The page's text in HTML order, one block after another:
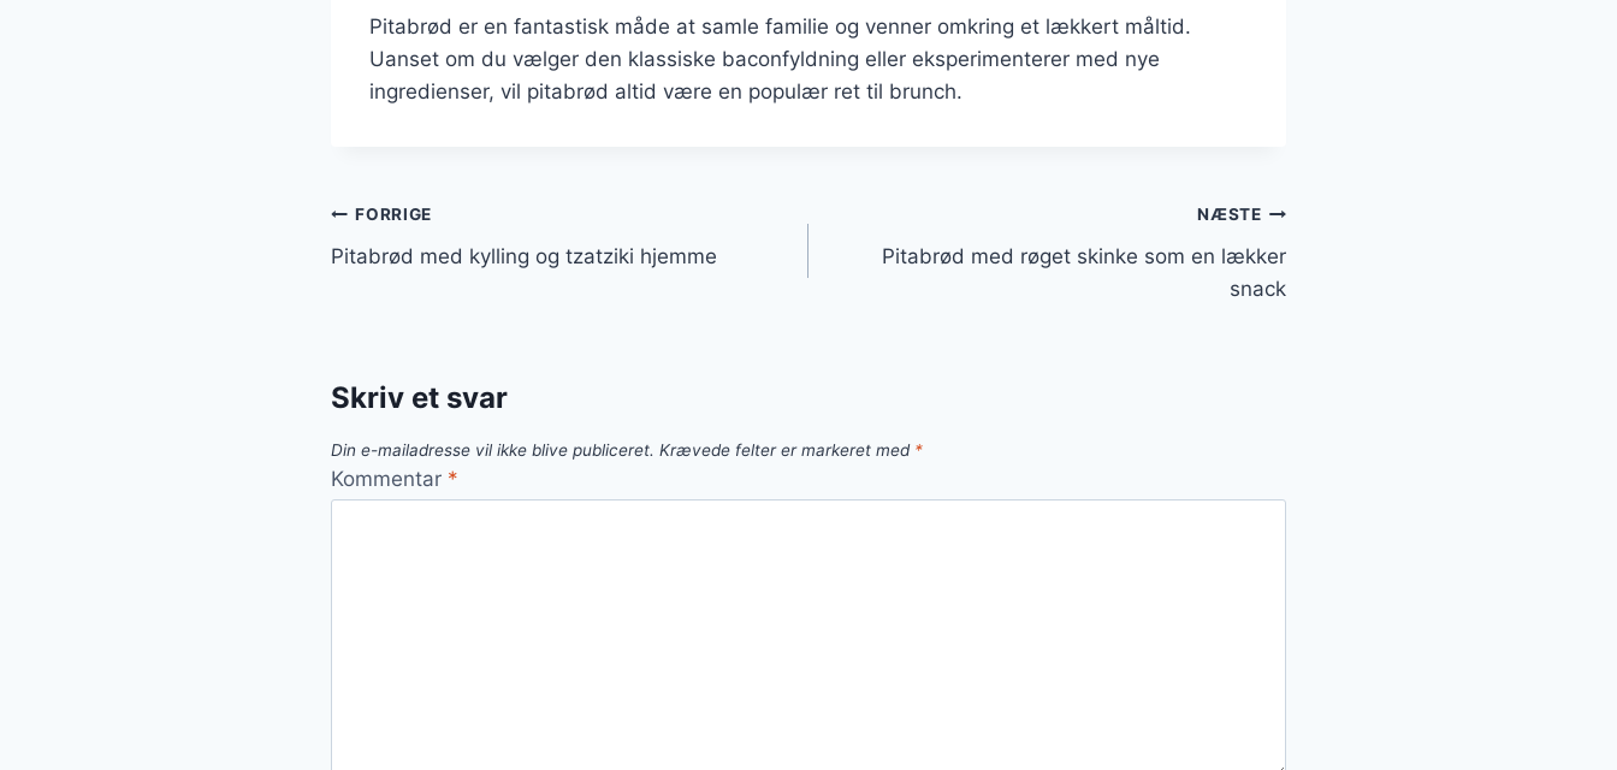
Pitabrød er en fantastisk måde at samle familie og venner omkring et lækkert måltid.
Uanset om du vælger den klassiske baconfyldning eller eksperimenterer med nye
ingredienser, vil pitabrød altid være en populær ret til brunch.
Indlægsnavigation
FORRIGE
Pitabrød med kylling og tzatziki hjemme
NÆSTE
Pitabrød med røget skinke som en lækker
snack
Skriv et svar
Din e-mailadresse vil ikke blive publiceret. Krævede felter er markeret med *
Kommentar *